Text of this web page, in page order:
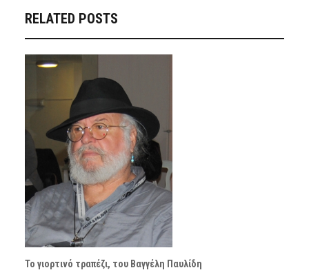
RELATED POSTS
Το γιορτινό τραπέζι, του Βαγγέλη Παυλίδη